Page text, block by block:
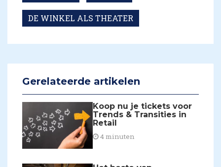
DE WINKEL ALS THEATER
Gerelateerde artikelen
Koop nu je tickets voor
Trends & Transities in
Retail
4 minuten